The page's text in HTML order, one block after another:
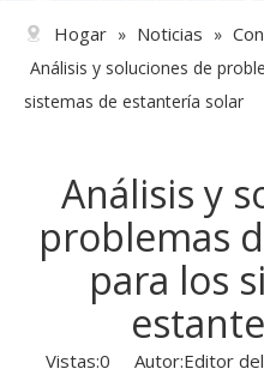
Hogar » Noticias »
Análisis y soluciones de
sistemas de estantería solar
Análisis y
problemas
para los
Vistas:0 Autor:Editor